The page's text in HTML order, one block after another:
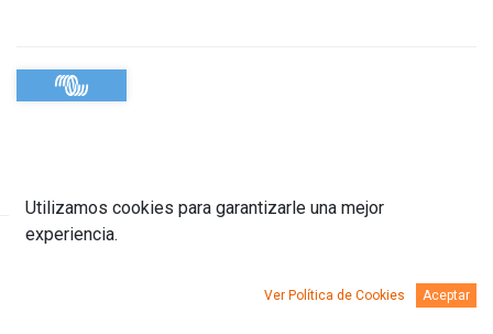
Utilizamos cookies para garantizarle una mejor
experiencia.
Ver Política de Cookies Aceptar